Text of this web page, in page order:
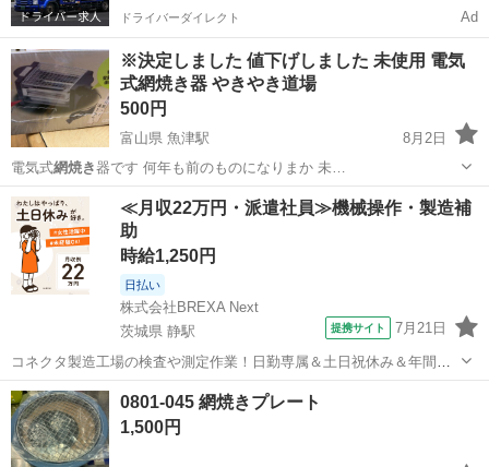
ドライバーダイレクト Ad
※決定しました 値下げしました 未使用 電気
式網焼き器 やきやき道場
500円
富山県 魚津駅
8月2日
電気式網焼き 器です 何年も前のものになりまか 未…
富山 魚津市 魚津駅 キッチン家電
≪月収22万円・派遣社員≫機械操作・製造補
助
時給1,250円
日払い
株式会社BREXA Next
茨城県 静駅
提携サイト 7月21日
コネクタ製造工場の検査や測定作業！日勤専属＆土日祝休み＆年間休
日128日★クリーンルーム内作業★マイカー通勤OK＆無料駐車場あり
★就業先食堂利用可！日払い制度あり！《茨城県常陸大宮市》 人気の
工場のお仕事 ◇コネクタ製造工...
茨城 常陸大宮市 静駅 その他
0801-045 網焼きプレート
1,500円